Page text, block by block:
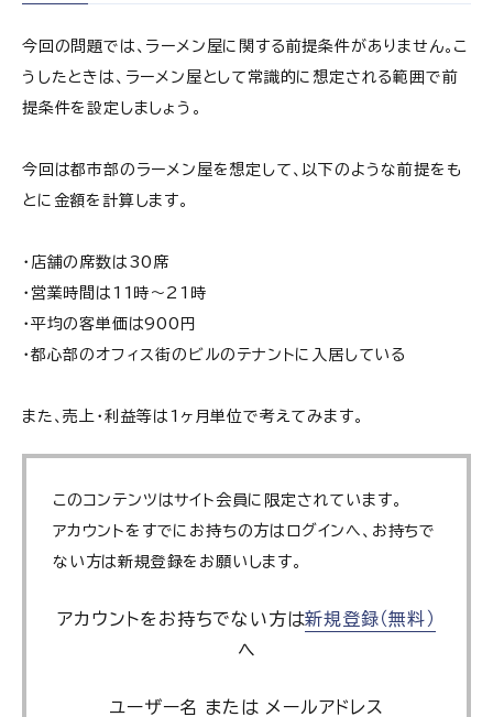
今回の問題では、ラーメン屋に関する前提条件がありません。こ
うしたときは、ラーメン屋として常識的に想定される範囲で前
提条件を設定しましょう。
今回は都市部のラーメン屋を想定して、以下のような前提をも
とに金額を計算します。
・店舗の席数は30席
・営業時間は11時〜21時
・平均の客単価は900円
・都心部のオフィス街のビルのテナントに入居している
また、売上・利益等は1ヶ月単位で考えてみます。
このコンテンツはサイト会員に限定されています。
アカウントをすでにお持ちの方はログインへ、お持ちで
ない方は新規登録をお願いします。
アカウントをお持ちでない方は新規登録（無料）
へ
ユーザー名 または メールアドレス